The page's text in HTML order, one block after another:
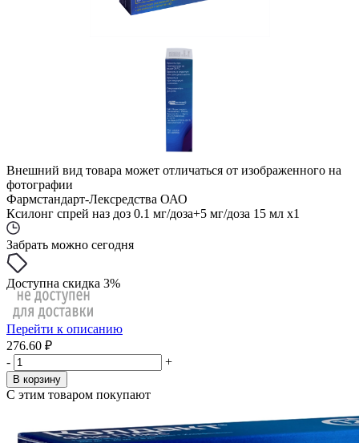
Внешний вид товара может отличаться от изображенного на
фотографии
Фармстандарт-Лексредства ОАО
Ксилонг спрей наз доз 0.1 мг/доза+5 мг/доза 15 мл x1
Забрать можно сегодня
Доступна скидка 3%
Перейти к описанию
276.60 ₽
-
+
В корзину
С этим товаром покупают